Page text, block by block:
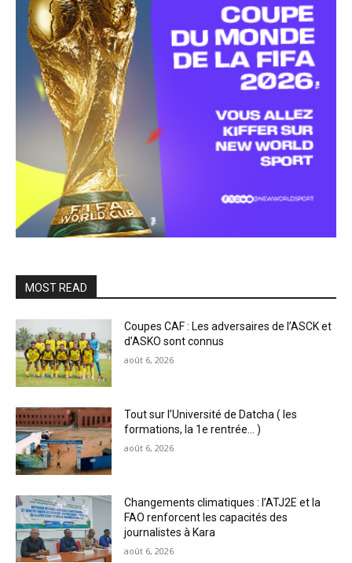
MOST READ
Coupes CAF : Les adversaires de l’ASCK et
d’ASKO sont connus
août 6, 2026
Tout sur l’Université de Datcha ( les
formations, la 1e rentrée… )
août 6, 2026
Changements climatiques : l’ATJ2E et la
FAO renforcent les capacités des
journalistes à Kara
août 6, 2026